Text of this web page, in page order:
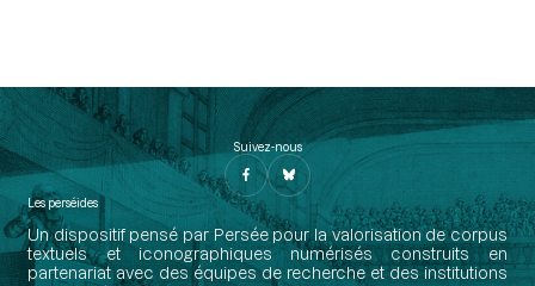
Suivez-nous
Les perséides
Un dispositif pensé par Persée pour la valorisation de corpus
textuels et iconographiques numérisés construits en
partenariat avec des équipes de recherche et des institutions